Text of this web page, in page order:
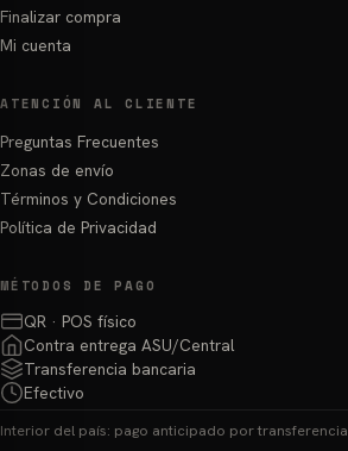
Finalizar compra
Mi cuenta
ATENCIÓN AL CLIENTE
Preguntas Frecuentes
Zonas de envío
Términos y Condiciones
Política de Privacidad
MÉTODOS DE PAGO
QR · POS físico
Contra entrega ASU/Central
Transferencia bancaria
Efectivo
Interior del país: pago anticipado por transferencia